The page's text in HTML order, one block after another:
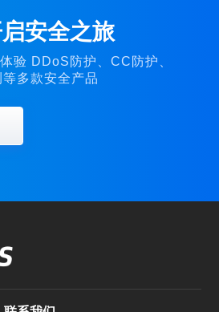
安全之旅
验 DDoS防护、CC防护、
多款安全产品